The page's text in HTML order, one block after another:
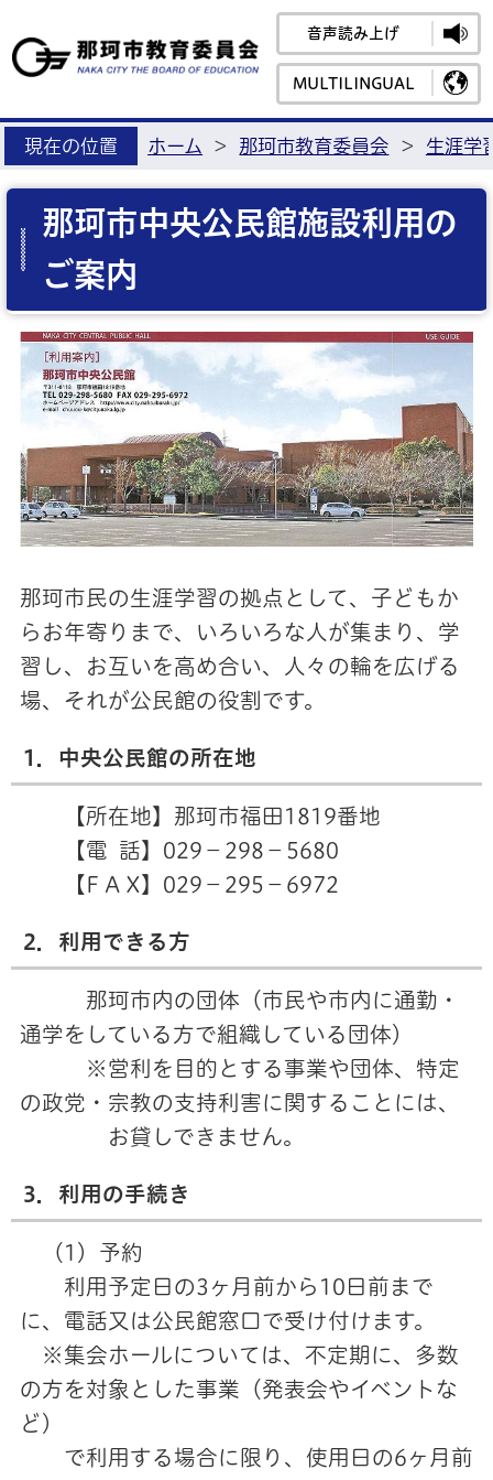
那珂市教
音声読み上げ
MULTILINGUAL
現在の位置 ホーム > 那珂市教育委員会 > 生涯学
那珂市中央公民館施設利用の
ご案内
那珂市民の生涯学習の拠点として、子どもか
らお年寄りまで、いろいろな人が集まり、学
習し、お互いを高め合い、人々の輪を広げる
場、それが公民館の役割です。
1．中央公民館の所在地
【所在地】那珂市福田1819番地
【電 話】029－298－5680
【F A X】029－295－6972
2．利用できる方
那珂市内の団体（市民や市内に通勤・
通学をしている方で組織している団体）
※営利を目的とする事業や団体、特定
の政党・宗教の支持利害に関することには、
お貸しできません。
3．利用の手続き
（1）予約
利用予定日の3ヶ月前から10日前まで
に、電話又は公民館窓口で受け付けます。
※集会ホールについては、不定期に、多数
の方を対象とした事業（発表会やイベントな
ど）
で利用する場合に限り、使用日の6ヶ月前